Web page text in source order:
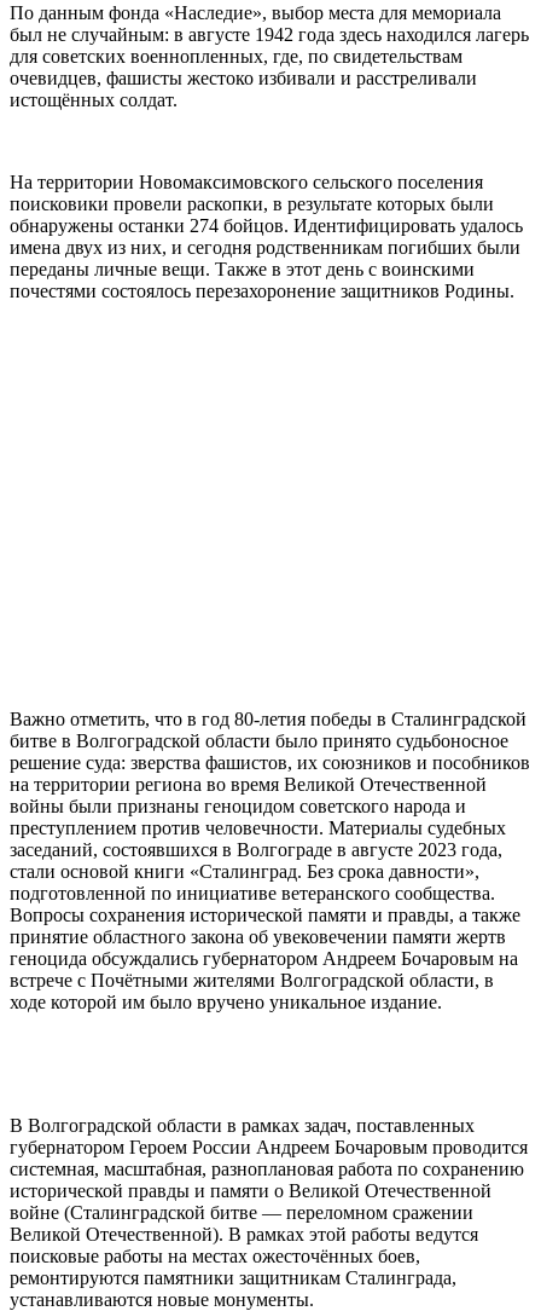
По данным фонда «Наследие», выбор места для мемориала
был не случайным: в августе 1942 года здесь находился лагерь
для советских военнопленных, где, по свидетельствам
очевидцев, фашисты жестоко избивали и расстреливали
истощённых солдат.
На территории Новомаксимовского сельского поселения
поисковики провели раскопки, в результате которых были
обнаружены останки 274 бойцов. Идентифицировать удалось
имена двух из них, и сегодня родственникам погибших были
переданы личные вещи. Также в этот день с воинскими
почестями состоялось перезахоронение защитников Родины.
Важно отметить, что в год 80-летия победы в Сталинградской
битве в Волгоградской области было принято судьбоносное
решение суда: зверства фашистов, их союзников и пособников
на территории региона во время Великой Отечественной
войны были признаны геноцидом советского народа и
преступлением против человечности. Материалы судебных
заседаний, состоявшихся в Волгограде в августе 2023 года,
стали основой книги «Сталинград. Без срока давности»,
подготовленной по инициативе ветеранского сообщества.
Вопросы сохранения исторической памяти и правды, а также
принятие областного закона об увековечении памяти жертв
геноцида обсуждались губернатором Андреем Бочаровым на
встрече с Почётными жителями Волгоградской области, в
ходе которой им было вручено уникальное издание.
В Волгоградской области в рамках задач, поставленных
губернатором Героем России Андреем Бочаровым проводится
системная, масштабная, разноплановая работа по сохранению
исторической правды и памяти о Великой Отечественной
войне (Сталинградской битве — переломном сражении
Великой Отечественной). В рамках этой работы ведутся
поисковые работы на местах ожесточённых боев,
ремонтируются памятники защитникам Сталинграда,
устанавливаются новые монументы.